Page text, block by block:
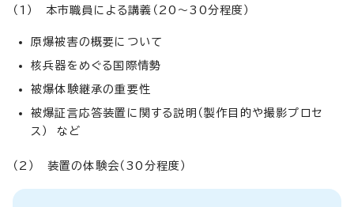
（1） 本市職員による講義（20～30分程度）
原爆被害の概要について
核兵器をめぐる国際情勢
被爆体験継承の重要性
被爆証言応答装置に関する説明（製作目的や撮影プロセ
ス） など
（2） 装置の体験会（30分程度）